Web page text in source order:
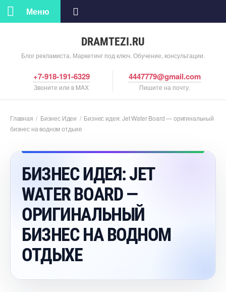
DRAMTEZI.RU
Блог рекламиста. Маркетинг под ключ. Обучение, консультации.
Меню
+7-918-191-6329
Звоните или в MAX
4447779@gmail.com
Пишите на почту.
Главная / Бизнес Идеи / Бизнес идея: Jet Water Board — оригинальный
изнес на водном отдыхе
БИЗНЕС ИДЕЯ: JET
WATER BOARD —
ОРИГИНАЛЬНЫЙ
БИЗНЕС НА ВОДНОМ
ОТДЫХЕ